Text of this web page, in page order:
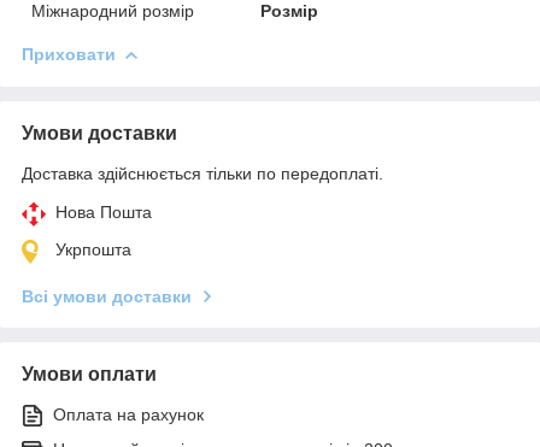
Міжнародний розмір
Розмір
Приховати
Умови доставки
Доставка здійснюється тільки по передоплаті.
Нова Пошта
Укрпошта
Всі умови доставки
Умови оплати
Оплата на рахунок